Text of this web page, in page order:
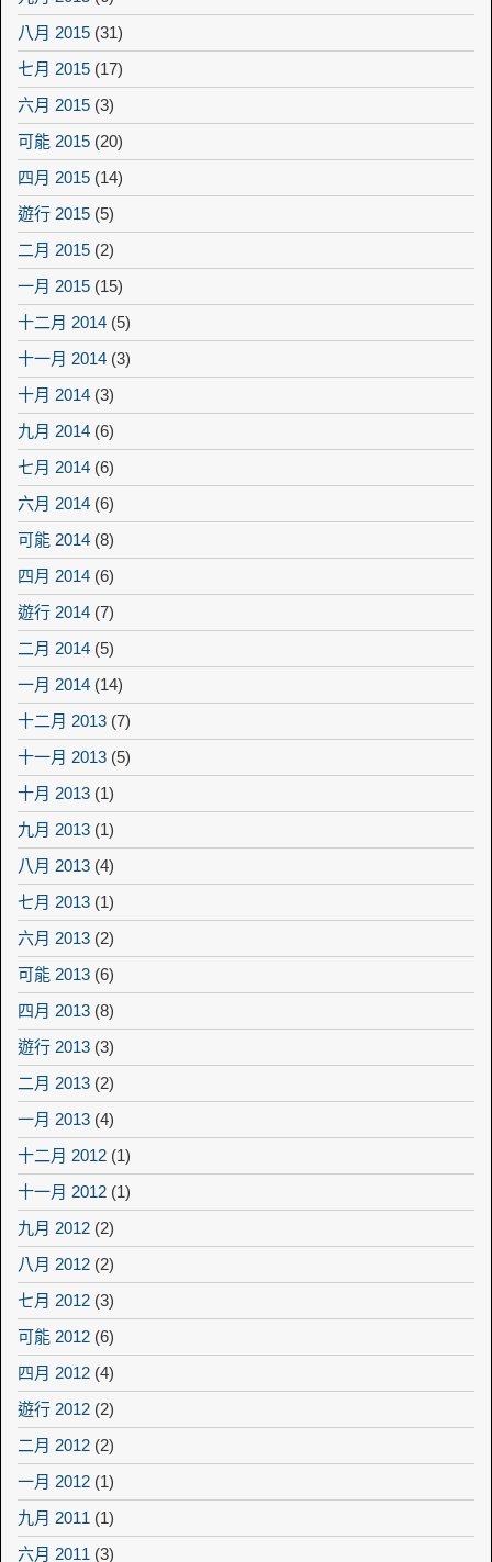
八月 2015 (31)
七月 2015 (17)
六月 2015 (3)
可能 2015 (20)
四月 2015 (14)
遊行 2015 (5)
二月 2015 (2)
一月 2015 (15)
十二月 2014 (5)
十一月 2014 (3)
十月 2014 (3)
九月 2014 (6)
七月 2014 (6)
六月 2014 (6)
可能 2014 (8)
四月 2014 (6)
遊行 2014 (7)
二月 2014 (5)
一月 2014 (14)
十二月 2013 (7)
十一月 2013 (5)
十月 2013 (1)
九月 2013 (1)
八月 2013 (4)
七月 2013 (1)
六月 2013 (2)
可能 2013 (6)
四月 2013 (8)
遊行 2013 (3)
二月 2013 (2)
一月 2013 (4)
十二月 2012 (1)
十一月 2012 (1)
九月 2012 (2)
八月 2012 (2)
七月 2012 (3)
可能 2012 (6)
四月 2012 (4)
遊行 2012 (2)
二月 2012 (2)
一月 2012 (1)
九月 2011 (1)
六月 2011 (3)